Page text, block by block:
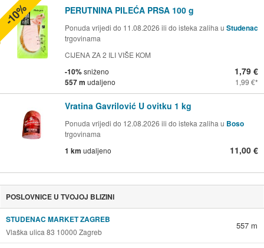
PERUTNINA PILEĆA PRSA 100 g
Ponuda vrijedi do 11.08.2026 ili do isteka zaliha u Studenac
trgovinama
CIJENA ZA 2 ILI VIŠE KOM
-10%sniženo
557 m udaljeno
1,79 €
1,99 €
-10%
Vratina Gavrilović U ovitku 1 kg
Ponuda vrijedi do 12.08.2026 ili do isteka zaliha u Boso
trgovinama
1 km udaljeno 11,00 €
POSLOVNICE U TVOJOJ BLIZINI
STUDENAC MARKET ZAGREB
Vlaška ulica 83 10000 Zagreb
557 m